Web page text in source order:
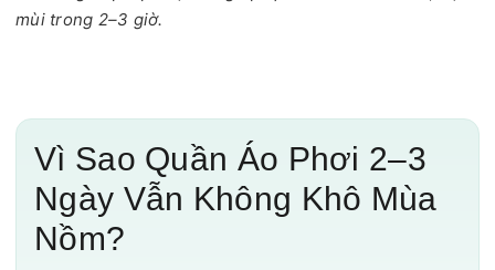
mùi trong 2–3 giờ.
Vì Sao Quần Áo Phơi 2–3
Ngày Vẫn Không Khô Mùa
Nồm?